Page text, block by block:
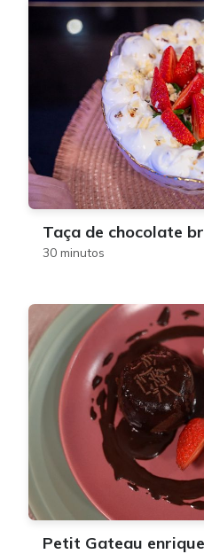
Taça de chocolate
30 minutos
Petit Gateau